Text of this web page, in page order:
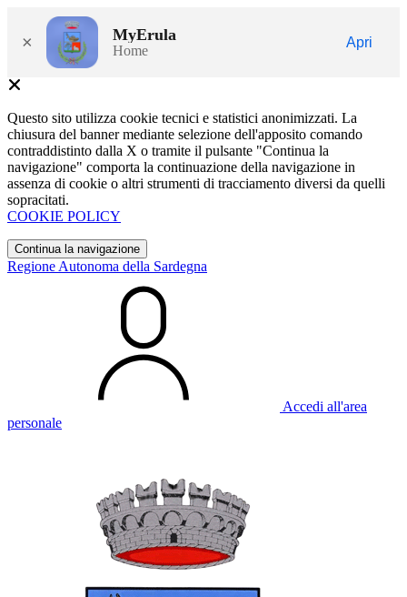
× MyErula
Home
Apri
Questo sito utilizza cookie tecnici e statistici anonimizzati. La
chiusura del banner mediante selezione dell'apposito comando
contraddistinto dalla X o tramite il pulsante "Continua la
navigazione" comporta la continuazione della navigazione in
assenza di cookie o altri strumenti di tracciamento diversi da quelli
sopracitati.
COOKIE POLICY
Continua la navigazione
Regione Autonoma della Sardegna
Accedi all'area
personale